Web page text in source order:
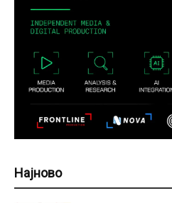
Најново